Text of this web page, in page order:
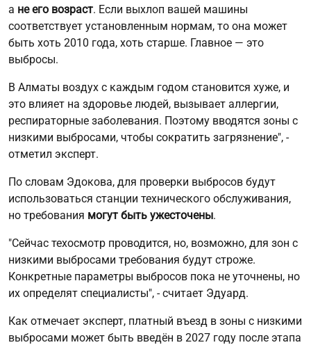
а не его возраст. Если выхлоп вашей машины
соответствует установленным нормам, то она может
быть хоть 2010 года, хоть старше. Главное — это
выбросы.
В Алматы воздух с каждым годом становится хуже, и
это влияет на здоровье людей, вызывает аллергии,
респираторные заболевания. Поэтому вводятся зоны с
низкими выбросами, чтобы сократить загрязнение", -
отметил эксперт.
По словам Эдокова, для проверки выбросов будут
использоваться станции технического обслуживания,
но требования могут быть ужесточены.
"Сейчас техосмотр проводится, но, возможно, для зон с
низкими выбросами требования будут строже.
Конкретные параметры выбросов пока не уточнены, но
их определят специалисты", - считает Эдуард.
Как отмечает эксперт, платный въезд в зоны с низкими
выбросами может быть введён в 2027 году после этапа